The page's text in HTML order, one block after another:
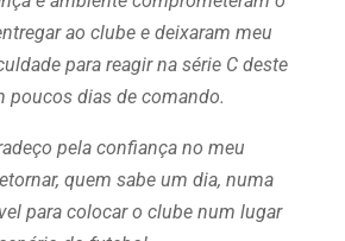
ao clube e deixaram meu
para reagir na série C deste
poucos dias de comando.
pela confiança no meu
quem sabe um dia, numa
para colocar o clube num lugar